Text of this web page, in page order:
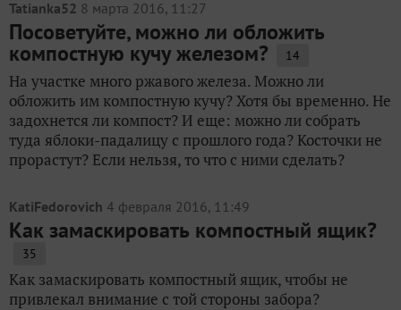
Tatianka52 8 марта 2016, 11:27
Посоветуйте, можно ли обложить
компостную кучу железом? 14
На участке много ржавого железа. Можно ли
обложить им компостную кучу? Хотя бы временно. Не
задохнется ли компост? И еще: можно ли собрать
туда яблоки-падалицу с прошлого года? Косточки не
прорастут? Если нельзя, то что с ними сделать?
KatiFedorovich 4 февраля 2016, 11:49
Как замаскировать компостный ящик?
35
Как замаскировать компостный ящик, чтобы не
привлекал внимание с той стороны забора?